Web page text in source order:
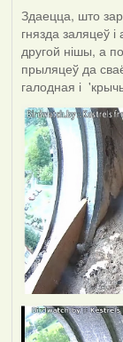
Здаецца, што
гнязда заляцеў
другой нішы, а
прыляцеў да
галодная і